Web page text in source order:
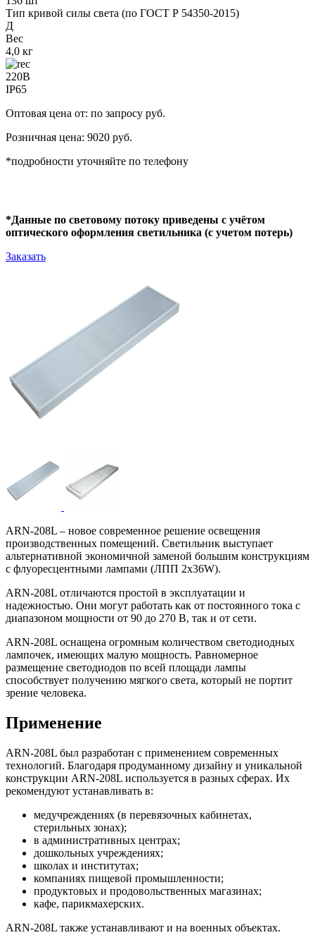
Тип кривой силы света (по ГОСТ Р 54350-2015)
Д
Вес
4,0 кг
220В
IP65
Оптовая цена от: по запросу руб.
Розничная цена: 9020 руб.
*подробности уточняйте по телефону
*Данные по световому потоку приведены с учётом
оптического оформления светильника (с учетом потерь)
Заказать
ARN-208L – новое современное решение освещения
производственных помещений. Светильник выступает
альтернативной экономичной заменой большим конструкциям
с флуоресцентными лампами (ЛПП 2х36W).
ARN-208L отличаются простой в эксплуатации и
надежностью. Они могут работать как от постоянного тока с
диапазоном мощности от 90 до 270 В, так и от сети.
ARN-208L оснащена огромным количеством светодиодных
лампочек, имеющих малую мощность. Равномерное
размещение светодиодов по всей площади лампы
способствует получению мягкого света, который не портит
зрение человека.
Применение
ARN-208L был разработан с применением современных
технологий. Благодаря продуманному дизайну и уникальной
конструкции ARN-208L используется в разных сферах. Их
рекомендуют устанавливать в:
медучреждениях (в перевязочных кабинетах,
стерильных зонах);
в административных центрах;
дошкольных учреждениях;
школах и институтах;
компаниях пищевой промышленности;
продуктовых и продовольственных магазинах;
кафе, парикмахерских.
ARN-208L также устанавливают и на военных объектах.